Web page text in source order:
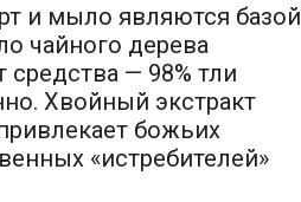
и мыло являются базой
чайного дерева
— 98% тли
Хвойный экстракт
божьих
«истребителей»